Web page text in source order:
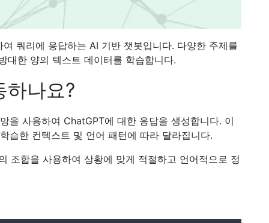
쿼리에 응답하는 AI 기반 챗봇입니다. 다양한 주제를
대한 양의 텍스트 데이터를 학습합니다.
하나요?
을 사용하여 ChatGPT에 대한 응답을 생성합니다. 이
습한 컨텍스트 및 언어 패턴에 따라 달라집니다.
조합을 사용하여 상황에 맞게 적절하고 언어적으로 정